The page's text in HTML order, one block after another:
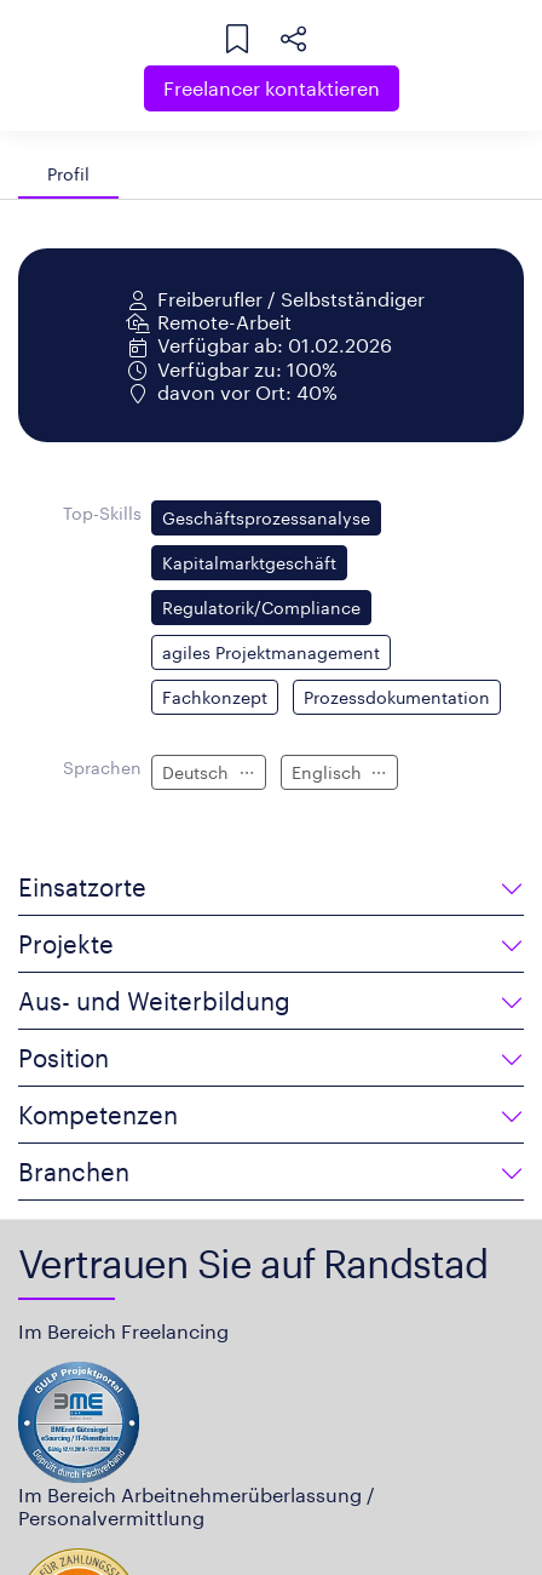
Freelancer kontaktieren
Profil
Freiberufler / Selbstständiger
Remote-Arbeit
Verfügbar ab: 01.02.2026
Verfügbar zu: 100%
davon vor Ort: 40%
Top-Skills Geschäftsprozessanalyse
Kapitalmarktgeschäft
Regulatorik/Compliance
agiles Projektmanagement
Fachkonzept Prozessdokumentation
Sprachen Deutsch Englisch
Einsatzorte
Projekte
Aus- und Weiterbildung
Position
Kompetenzen
Branchen
Vertrauen Sie auf Randstad
Im Bereich Freelancing
Im Bereich Arbeitnehmerüberlassung /
Personalvermittlung